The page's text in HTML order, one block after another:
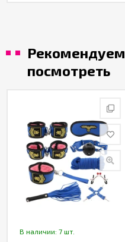
Рекомендуем
посмотреть
В наличии: 7 шт.